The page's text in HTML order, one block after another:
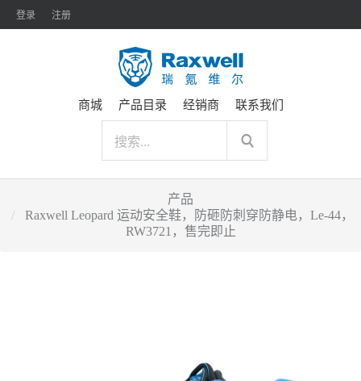
登录 注册
商城 产品目录 经销商 联系我们
产品
Raxwell Leopard 运动安全鞋，防砸防刺穿防静电，Le-44，
RW3721，售完即止